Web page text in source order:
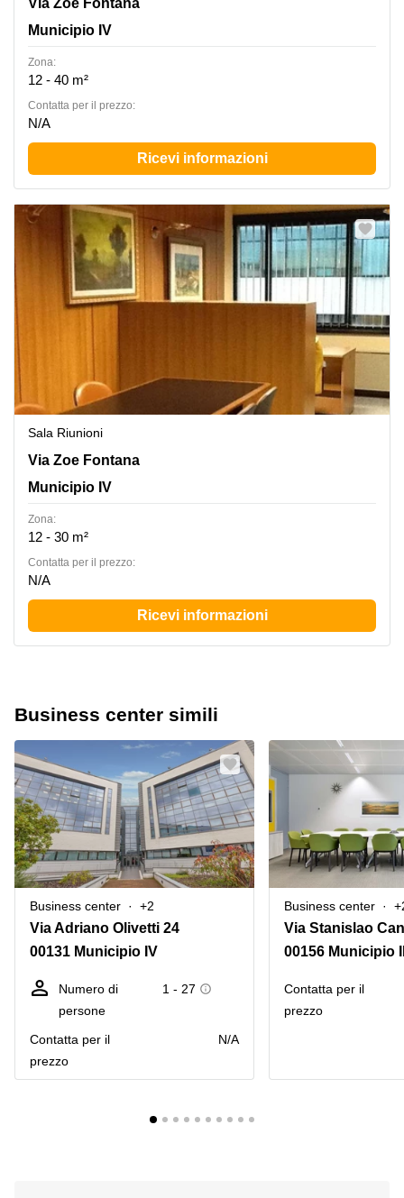
Via Zoe Fontana
Municipio IV
Zona:
12 - 40 m²
Сontatta per il prezzo:
N/A
Ricevi informazioni
Sala Riunioni
Via Zoe Fontana 220 B/2, Municipio IV
Via Zoe Fontana
Municipio IV
Zona:
12 - 30 m²
Сontatta per il prezzo:
N/A
Ricevi informazioni
Business center simili
Business center +2
Via Adriano Olivetti 24
00131 Municipio IV
Numero di
persone
1 - 27
Сontatta per il
prezzo
N/A
Business center
Via Stanislao
00156 Municipio
Сontatta per il
prezzo